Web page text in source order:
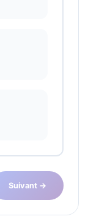
Suivant →